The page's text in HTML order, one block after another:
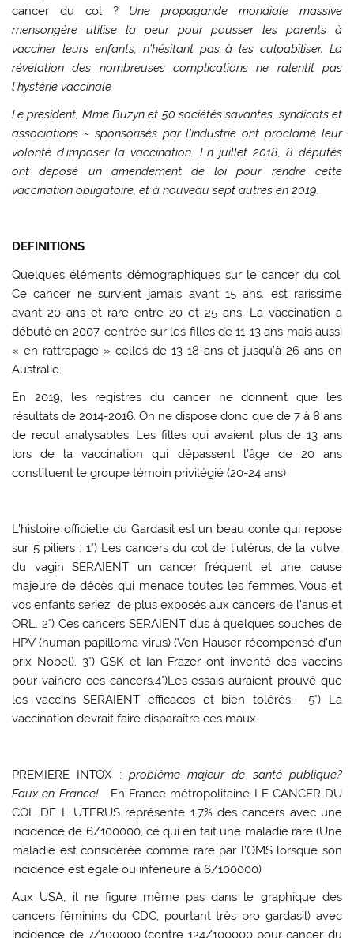
cancer du col ? Unepropagande mondiale massive
mensongère
utilise la peurpourpousserles parents à
vacciner leurs enfants, n’hésitantpas à les culpabiliser. La
révélation des nombreusescomplications ne ralentitpas
l’hystérie vaccinale
Le president, MmeBuzyn et 50 sociétés savantes, syndicatset
associations ~ sponsorisésparl’industrie ont proclamé leur
volonté d’imposerla vaccination. En juillet2018, 8 députés
ont
deposé un amendementdeloipour rendre
cette
vaccinationobligatoire, et à nouveau sept autres en 2019.
DEFINITIONS
Quelques éléments démographiques sur le cancer du col.
Ce cancer ne survient jamais avant 15 ans, est rarissime
avant 20 ans et rare entre 20 et 25 ans. La vaccination a
débuté en 2007, centrée sur les filles de 11-13 ans mais aussi
« en rattrapage » celles de 13-18 ans et jusqu’à 26 ans en
Australie.
En 2019, les registres du cancer ne donnent que les
résultats de 2014-2016. On ne dispose donc que de 7 à 8 ans
de recul analysables. Les filles qui avaient plus de 13 ans
lors de la vaccination qui dépassent l’âge de 20 ans
constituent le groupe témoin privilégié (20-24 ans)
L’histoire officielle du Gardasil est un beau conte qui repose
sur 5 piliers : 1°) Les cancers du col de l’utérus, de la vulve,
du vagin SERAIENT un cancer fréquent et une cause
majeure de décès qui menace toutes les femmes. Vous et
vos enfants seriez de plus exposés aux cancers de l’anus et
ORL. 2°) Ces cancers SERAIENT dus à quelques souches de
HPV (human papilloma virus) (Von Hauser récompensé d’un
prix Nobel). 3°) GSK et Ian Frazer ont inventé des vaccins
pour vaincre ces cancers.4°)Les essais auraient prouvé que
les vaccins SERAIENT efficaces et bien tolérés. 5°) La
vaccination devrait faire disparaître ces maux.
PREMIERE INTOX : problème majeur de santé publique?
Faux en France!
En France métropolitaine LE CANCER DU
COL DE L UTERUS représente 1.7% des cancers avec une
incidence de 6/100000, ce qui en fait une maladie rare (Une
maladie est considérée comme rare par l’OMS lorsque son
incidence est égale ou inférieure à 6/100000)
Aux USA, il ne figure même pas dans le graphique des
cancers féminins du CDC, pourtant très pro gardasil) avec
incidence de 7/100000 (contre 124/100000 pour cancer du